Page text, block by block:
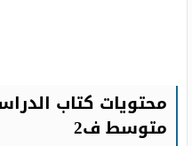
محتويات كتاب
متوسط ف2